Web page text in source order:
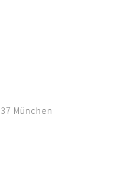
München